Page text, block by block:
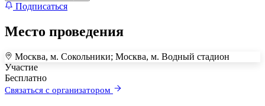
Подписаться
Место проведения
+
–
Москва, м. Сокольники; Москва, м. Водный стадион
Участие
Бесплатно
Связаться с организатором